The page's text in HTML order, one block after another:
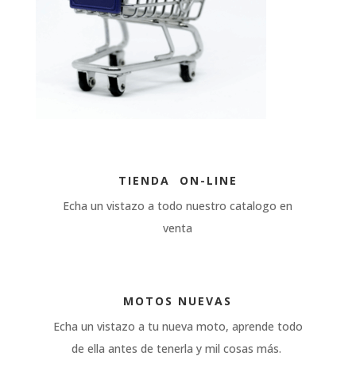
TIENDA ON-LINE
Echa un vistazo a todo nuestro catalogo en
venta
MOTOS NUEVAS
Echa un vistazo a tu nueva moto, aprende todo
de ella antes de tenerla y mil cosas más.